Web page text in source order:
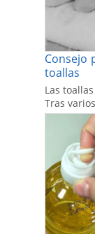
Consejo
toallas
Las
Tras